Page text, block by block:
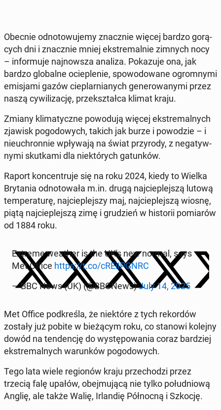
Obecnie od­no­to­wu­je­my znacz­nie więcej bardzo go­rą­
cych dni i znacz­nie mniej eks­tre­mal­nie zimnych nocy
– in­for­mu­je naj­now­sza analiza. Po­ka­zu­je ona, jak
bardzo glo­bal­ne ocie­ple­nie, spo­wo­do­wa­ne ogrom­ny­mi
emi­sja­mi gazów cie­plar­nia­nych ge­ne­ro­wa­ny­mi przez
naszą cy­wi­li­za­cję, prze­kształ­ca klimat kraju.
Zmiany kli­ma­tycz­ne po­wo­du­ją więcej eks­tre­mal­nych
zjawisk po­go­do­wych, takich jak burze i po­wo­dzie – i
nie­uchron­nie wpły­wa­ją na świat przy­ro­dy, z ne­ga­tyw­
ny­mi skut­ka­mi dla nie­któ­rych ga­tun­ków.
Raport kon­cen­tru­je się na roku 2024, kiedy to Wielka
Bry­ta­nia od­no­to­wa­ła m.in. drugą naj­cie­plej­szą lutową
tem­pe­ra­tu­rę, naj­cie­plej­szy maj, naj­cie­plej­szą wiosnę,
piątą naj­cie­plej­szą zimę i gru­dzień w hi­sto­rii po­mia­rów
od 1884 roku.
Extreme weather is the UK's new normal, says
Met Office https://t.co/cRE­iIP­GNRC
— BBC News (UK) (@BBCNews)July 14, 2025
Met Office pod­kre­śla, że nie­któ­re z tych re­kor­dów
zostały już pobite w bie­żą­cym roku, co stanowi kolejny
dowód na ten­den­cję do wy­stę­po­wa­nia coraz bar­dziej
eks­tre­mal­nych wa­run­ków po­go­do­wych.
Tego lata wiele re­gio­nów kraju prze­cho­dzi przez
trzecią falę upałów, obej­mu­ją­cą nie tylko po­łu­dnio­wą
Anglię, ale także Walię, Ir­lan­dię Pół­noc­ną i Szkocję.